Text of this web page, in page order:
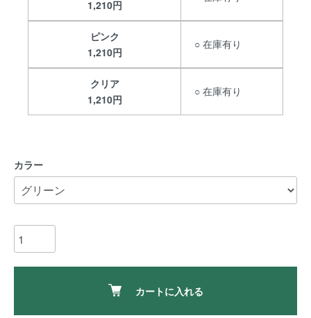
1,210円
ピンク
1,210円
○ 在庫有り
クリア
1,210円
○ 在庫有り
カラー
カートに入れる